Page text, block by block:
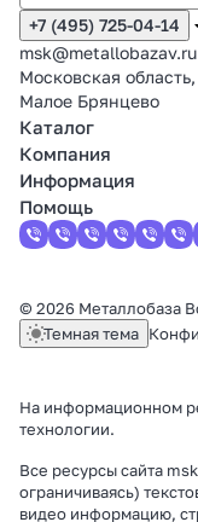
+7 (495) 725-04-14
msk@metallobazav.ru
Московская
Малое Брянцево
Каталог
Компания
Информация
Помощь
© 2026 Металлобаза
Темная тема
На информационном
технологии.
Все ресурсы сайта
ограничиваясь)
видео информацию,